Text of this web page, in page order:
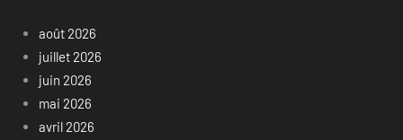
août 2026
juillet 2026
juin 2026
mai 2026
avril 2026